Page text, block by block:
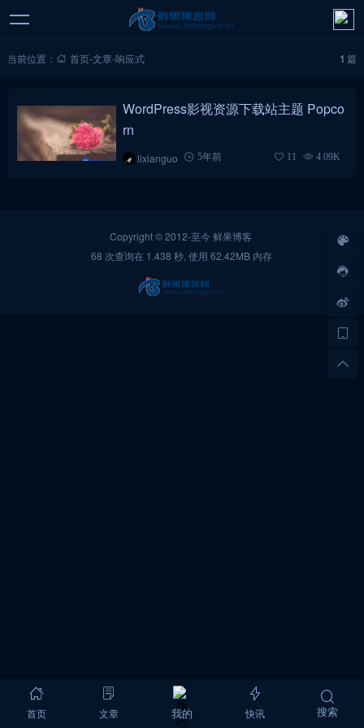
当前位置： 首页-文章-响应式 1 篇
WordPress影视资源下载站主题 Popco
rn
lixianguo 5年前 11 4.09K
Copyright © 2012-至今 鲜果博客
68 次查询在 1.438 秒, 使用 62.42MB 内存
首页 文章 我的 快讯 搜索